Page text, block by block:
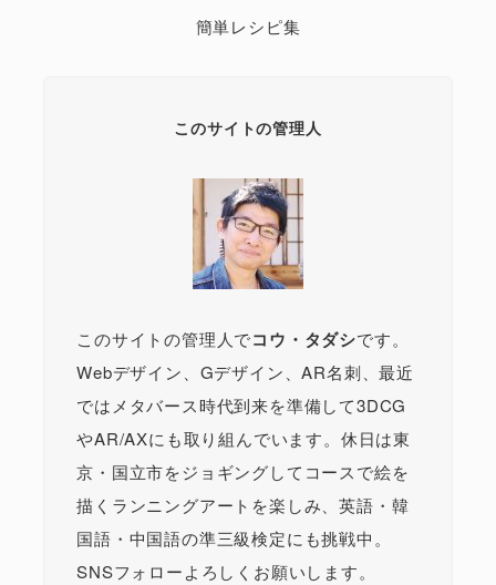
簡単レシピ集
このサイトの管理人
このサイトの管理人でコウ・タダシです。
Webデザイン、Gデザイン、AR名刺、最近
ではメタバース時代到来を準備して3DCG
やAR/AXにも取り組んでいます。休日は東
京・国立市をジョギングしてコースで絵を
描くランニングアートを楽しみ、英語・韓
国語・中国語の準三級検定にも挑戦中。
SNSフォローよろしくお願いします。